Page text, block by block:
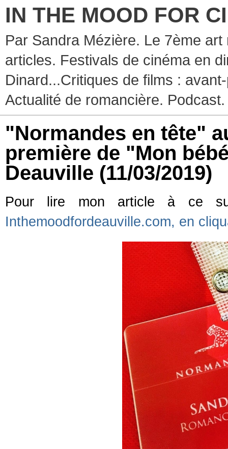
IN THE MOOD FOR
Par Sandra Mézière. Le 7ème
articles. Festivals de cinéma en
Dinard...Critiques de films :
Actualité de romancière. Podcast.
"Normandes en tête"
première de "Mon
Deauville (11/03/2019)
Pour lire mon article à ce
Inthemoodfordeauville.com, en